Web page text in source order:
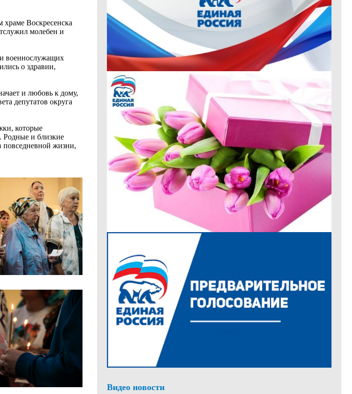
Воскресенска
молебен и
военнослужащих
о здравии,
и любовь к дому,
депутатов округа
которые
Родные и близкие
повседневной жизни,
Видео новости